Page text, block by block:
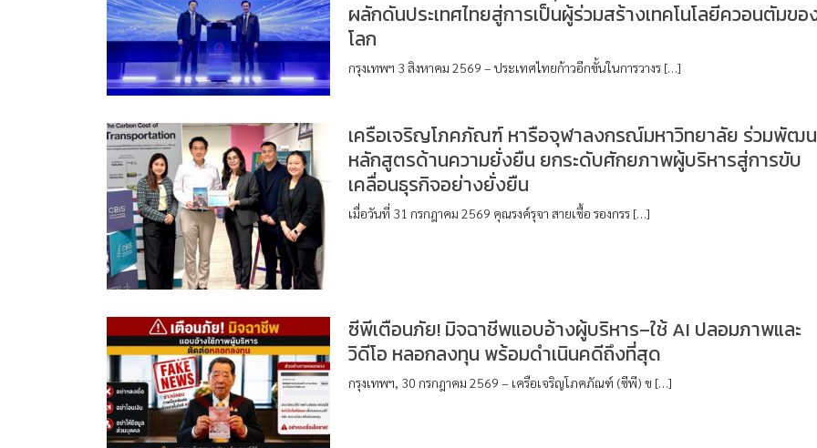
ผลักดันประเทศไทยสู่การเป็นผู้ร่วมสร้างเทคโนโลยีควอนตัมขอ
โลก
กรุงเทพฯ 3 สิงหาคม 2569 – ประเทศไทยก้าวอีกขั้นในการวางร […]
เครือเจริญโภคภัณฑ์ หารือจุฬาลงกรณ์มหาวิทยาลัย ร่วมพัฒ
หลักสูตรด้านความยั่งยืน ยกระดับศักยภาพผู้บริหารสู่การขับ
เคลื่อนธุรกิจอย่างยั่งยืน
เมื่อวันที่ 31 กรกฎาคม 2569 คุณรงค์รุจา สายเชื้อ รองกรร […]
ซีพีเตือนภัย! มิจฉาชีพแอบอ้างผู้บริหาร–ใช้ AI ปลอมภาพและ
วิดีโอ หลอกลงทุน พร้อมดำเนินคดีถึงที่สุด
กรุงเทพฯ, 30 กรกฎาคม 2569 – เครือเจริญโภคภัณฑ์ (ซีพี) ข […]